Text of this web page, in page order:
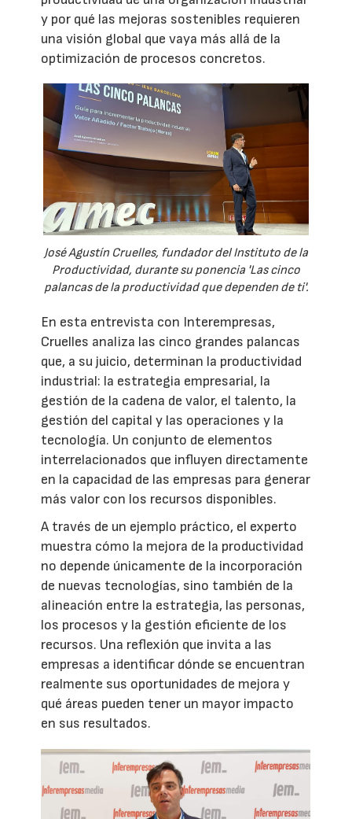
y por qué las mejoras sostenibles requieren
una visión global que vaya más allá de la
optimización de procesos concretos.
José Agustín Cruelles, fundador del Instituto de la
Productividad, durante su ponencia 'Las cinco
palancas de la productividad que dependen de ti'.
En esta entrevista con Interempresas,
Cruelles analiza las cinco grandes palancas
que, a su juicio, determinan la productividad
industrial: la estrategia empresarial, la
gestión de la cadena de valor, el talento, la
gestión del capital y las operaciones y la
tecnología. Un conjunto de elementos
interrelacionados que influyen directamente
en la capacidad de las empresas para generar
más valor con los recursos disponibles.
A través de un ejemplo práctico, el experto
muestra cómo la mejora de la productividad
no depende únicamente de la incorporación
de nuevas tecnologías, sino también de la
alineación entre la estrategia, las personas,
los procesos y la gestión eficiente de los
recursos. Una reflexión que invita a las
empresas a identificar dónde se encuentran
realmente sus oportunidades de mejora y
qué áreas pueden tener un mayor impacto
en sus resultados.